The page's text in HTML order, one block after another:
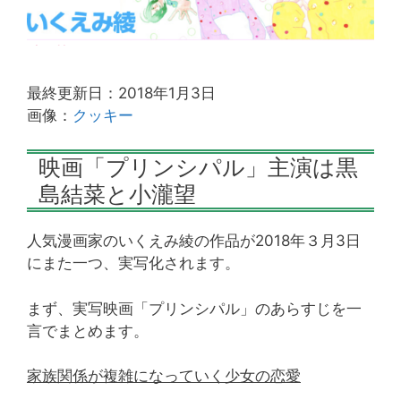
最終更新日：2018年1月3日
画像： クッキー
映画「プリンシパル」主演は黒
島結菜と小瀧望
人気漫画家のいくえみ綾の作品が2018年３月3日
にまた一つ、実写化されます。
まず、実写映画「プリンシパル」のあらすじを一
言でまとめます。
家族関係が複雑になっていく少女の恋愛